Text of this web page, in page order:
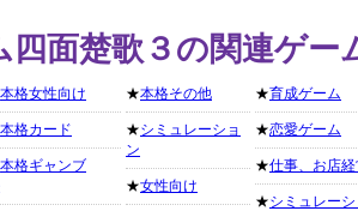
四面楚歌３の関連ゲー
本格女性向け
本格カード
本格ギャンブ
★本格その他
★シミュレーショ
ン
★女性向け
★育成ゲーム
★恋愛ゲーム
★仕事、お店
★シミュレー